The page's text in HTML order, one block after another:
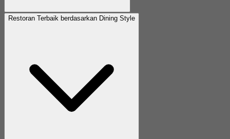
Restoran Terbaik berdasarkan Dining Style